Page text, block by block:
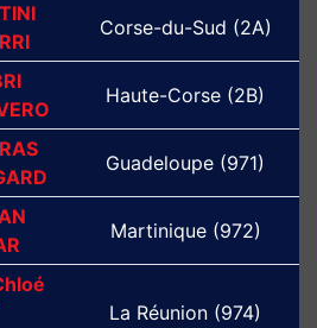
Corse-du-Sud (2A)
Haute-Corse (2B)
Guadeloupe (971)
Martinique (972)
La Réunion (974)